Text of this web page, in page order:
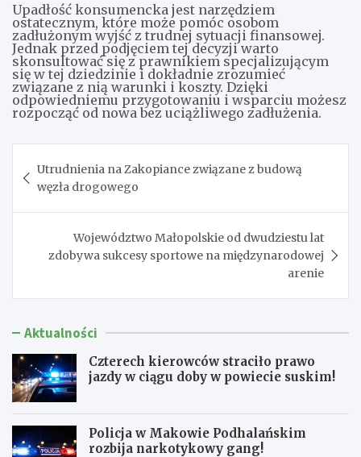
Upadłość konsumencka jest narzędziem
ostatecznym, które może pomóc osobom
zadłużonym wyjść z trudnej sytuacji finansowej.
Jednak przed podjęciem tej decyzji warto
skonsultować się z prawnikiem specjalizującym
się w tej dziedzinie i dokładnie zrozumieć
związane z nią warunki i koszty. Dzięki
odpowiedniemu przygotowaniu i wsparciu możesz
rozpocząć od nowa bez uciążliwego zadłużenia.
wpisu
Utrudnienia na Zakopiance związane z budową
węzła drogowego
Województwo Małopolskie od dwudziestu lat
zdobywa sukcesy sportowe na międzynarodowej
arenie
Aktualności
Czterech kierowców straciło prawo
jazdy w ciągu doby w powiecie suskim!
Policja w Makowie Podhalańskim
rozbija narkotykowy gang!